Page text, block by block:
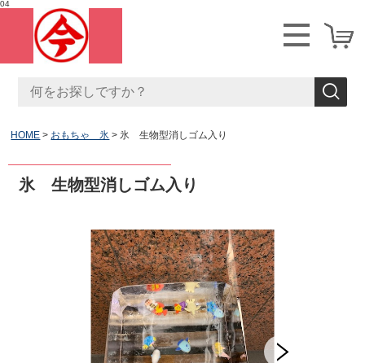
04
HOME おもちゃ 氷 氷 生物型消しゴム入り
氷 生物型消しゴム入り